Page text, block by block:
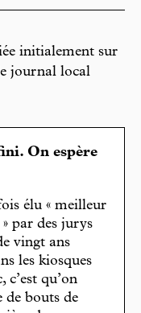
initialement sur
journal local
On espère
élu « meilleur
par des jurys
vingt ans
les kiosques
c’est qu’on
de bouts de